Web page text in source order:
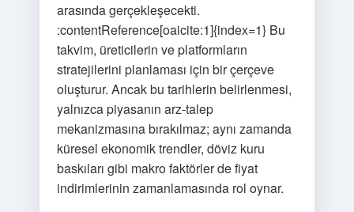
arasında gerçekleşecekti.
:contentReference[oaicite:1]{index=1} Bu
takvim, üreticilerin ve platformların
stratejilerini planlaması için bir çerçeve
oluşturur. Ancak bu tarihlerin belirlenmesi,
yalnızca piyasanın arz-talep
mekanizmasına bırakılmaz; aynı zamanda
küresel ekonomik trendler, döviz kuru
baskıları gibi makro faktörler de fiyat
indirimlerinin zamanlamasında rol oynar.